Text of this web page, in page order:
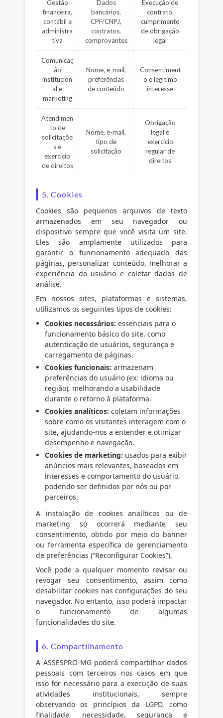
Gestão
financeira,
contábil e
administra
tiva
Dados
bancários,
CPF/CNPJ,
contratos,
comprovantes
Execução de
contrato,
cumprimento
de obrigação
legal
Comunicaç
ão
institucion
al e
marketing
Nome, e-mail,
preferências
de conteúdo
Consentiment
o e legítimo
interesse
Atendimen
to de
solicitaçõe
s e
exercício
de direitos
Nome, e-mail,
tipo de
solicitação
Obrigação
legal e
exercício
regular de
direitos
5. Cookies
Cookies são pequenos arquivos de texto
armazenados em seu navegador ou
dispositivo sempre que você visita um site.
Eles são amplamente utilizados para
garantir o funcionamento adequado das
páginas, personalizar conteúdo, melhorar a
experiência do usuário e coletar dados de
análise.
Em nossos sites, plataformas e sistemas,
utilizamos os seguintes tipos de cookies:
Cookies necessários: essenciais para o
funcionamento básico do site, como
autenticação de usuários, segurança e
carregamento de páginas.
Cookies funcionais: armazenam
preferências do usuário (ex: idioma ou
região), melhorando a usabilidade
durante o retorno à plataforma.
Cookies analíticos: coletam informações
sobre como os visitantes interagem com o
site, ajudando-nos a entender e otimizar
desempenho e navegação.
Cookies de marketing: usados para exibir
anúncios mais relevantes, baseados em
interesses e comportamento do usuário,
podendo ser definidos por nós ou por
parceiros.
A instalação de cookies analíticos ou de
marketing só ocorrerá mediante seu
consentimento, obtido por meio do banner
ou ferramenta específica de gerenciamento
de preferências (“Reconfigurar Cookies”).
Você pode a qualquer momento revisar ou
revogar seu consentimento, assim como
desabilitar cookies nas configurações do seu
navegador. No entanto, isso poderá impactar
o funcionamento de algumas
funcionalidades do site.
6. Compartilhamento
A ASSESPRO-MG poderá compartilhar dados
pessoais com terceiros nos casos em que
isso for necessário para a execução de suas
atividades institucionais, sempre
observando os princípios da LGPD, como
finalidade, necessidade, segurança e